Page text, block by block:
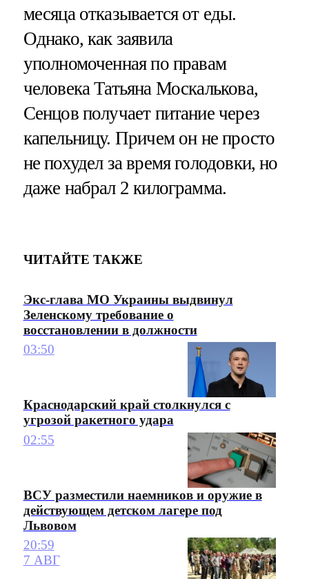
месяца отказывается от еды.
Однако, как заявила
уполномоченная по правам
человека Татьяна Москалькова,
Сенцов получает питание через
капельницу. Причем он не просто
не похудел за время голодовки, но
даже набрал 2 килограмма.
ЧИТАЙТЕ ТАКЖЕ
Экс-глава МО Украины выдвинул
Зеленскому требование о
восстановлении в должности
03:50
Краснодарский край столкнулся с
угрозой ракетного удара
02:55
ВСУ разместили наемников и оружие в
действующем детском лагере под
Львовом
20:59
7 АВГ